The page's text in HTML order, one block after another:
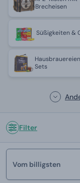
Brecheisen
Süßigkeiten &
Sets
Filter
Vom billigsten